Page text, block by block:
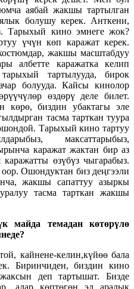
аябай жакшы тартылган
болушу керек. Анткени,
Тарыхый кино эмнеге жок?
үчүн көп каражат керек.
жакшы масштабдуу
албетте каражатка келип
тартылууда, бирок
болууда. Кайсы кинолор
өздөрү деле билет.
көрө, биздин убактагы эле
тасма тарткан туура
Тарыхый кино тартуу
максаттарыбыз,
каражат жактан бир аз
өзүбүз чыгарабыз.
Ошондуктан биз деңгээли
жакшы сапаттуу азыркы
тасма тарткан жакшы
майда темадан көтөрүлө
кайнене-келин,күйөө бала
Биринчиден, биздин кино
деп тартышат. Бизде
алар көптөгөн эл аралык